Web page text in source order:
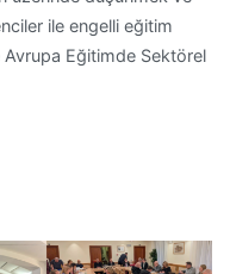
ile engelli eğitim
Avrupa Eğitimde Sektörel